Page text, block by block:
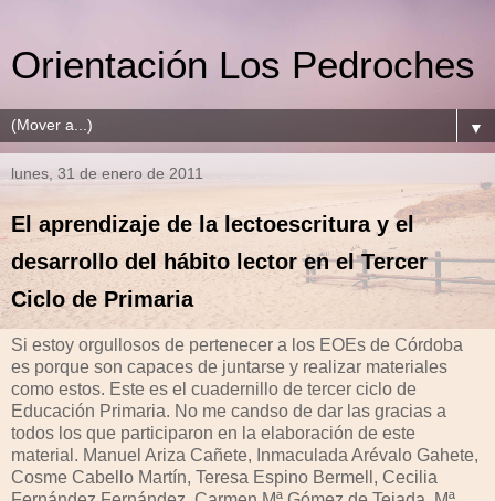
Orientación Los Pedroches
▼
lunes, 31 de enero de 2011
El aprendizaje de la lectoescritura y el
desarrollo del hábito lector en el Tercer
Ciclo de Primaria
Si estoy orgullosos de pertenecer a los EOEs de Córdoba
es porque son capaces de juntarse y realizar materiales
como estos. Este es el cuadernillo de tercer ciclo de
Educación Primaria. No me candso de dar las gracias a
todos los que participaron en la elaboración de este
material. Manuel Ariza Cañete, Inmaculada Arévalo Gahete,
Cosme Cabello Martín, Teresa Espino Bermell, Cecilia